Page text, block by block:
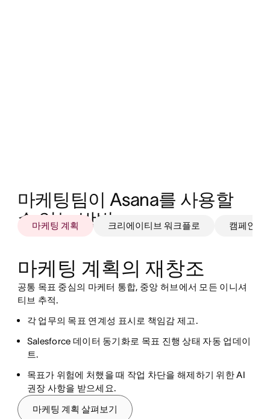
마케팅팀이 Asana를 사용할
수 있는 방법
마케팅 계획 크리에이티브 워크플로 캠페인 제
마케팅 계획의 재창조
공통 목표 중심의 마케터 통합, 중앙 허브에서 모든 이니셔
티브 추적.
각 업무의 목표 연계성 표시로 책임감 제고.
Salesforce 데이터 동기화로 목표 진행 상태 자동 업데이
트.
목표가 위험에 처했을 때 작업 차단을 해제하기 위한 AI
권장 사항을 받으세요.
마케팅 계획 살펴보기
업무 배정, 인계, 이해관계자 알림 등 반복 단계 자동화.
창작 도구와 Asana 연결로 한 곳에서 검토, 댓글, 승인 지
원.
상태, 소유자, 타임라인 등 모든 캠페인 현황 파악.
메시지 일관성을 위해 한 중앙 허브에서 캠페인 자산과
가이드라인 구성.
실시간 대시보드로 정확한 정보 제공.
보고 대시보드